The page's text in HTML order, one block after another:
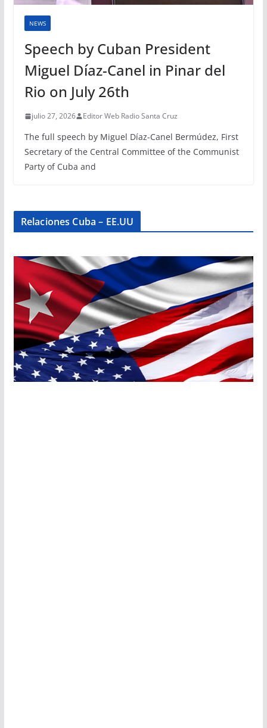
NEWS
Speech by Cuban President
Miguel Díaz-Canel in Pinar del
Rio on July 26th
julio 27, 2026 Editor Web Radio Santa Cruz
The full speech by Miguel Díaz-Canel Bermúdez, First
Secretary of the Central Committee of the Communist
Party of Cuba and
Relaciones Cuba – EE.UU